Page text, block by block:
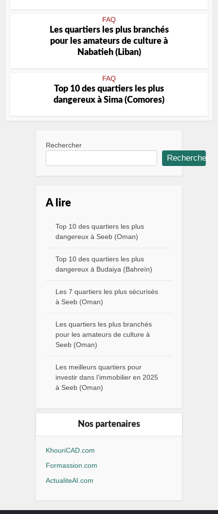
FAQ
Les quartiers les plus branchés
pour les amateurs de culture à
Nabatieh (Liban)
FAQ
Top 10 des quartiers les plus
dangereux à Sima (Comores)
Rechercher
Rechercher
A lire
Top 10 des quartiers les plus
dangereux à Seeb (Oman)
Top 10 des quartiers les plus
dangereux à Budaiya (Bahreïn)
Les 7 quartiers les plus sécurisés
à Seeb (Oman)
Les quartiers les plus branchés
pour les amateurs de culture à
Seeb (Oman)
Les meilleurs quartiers pour
investir dans l’immobilier en 2025
à Seeb (Oman)
Nos partenaires
KhouriCAD.com
Formassion.com
ActualiteAI.com